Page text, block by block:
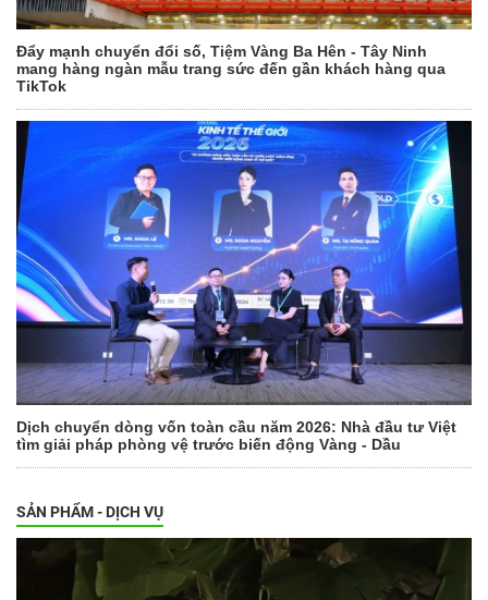
Đẩy mạnh chuyển đổi số, Tiệm Vàng Ba Hên - Tây Ninh
mang hàng ngàn mẫu trang sức đến gần khách hàng qua
TikTok
Dịch chuyển dòng vốn toàn cầu năm 2026: Nhà đầu tư Việt
tìm giải pháp phòng vệ trước biến động Vàng - Dầu
SẢN PHẨM - DỊCH VỤ